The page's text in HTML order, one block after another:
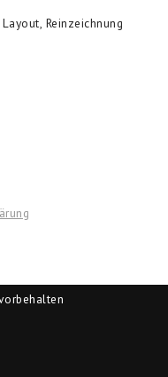
Reinzeichnung